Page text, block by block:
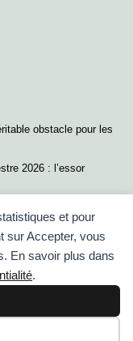
et pour
sur Accepter, vous
En savoir plus dans
.
obstacle pour les
2026 : l’essor
positive en Europe
découvrez vos droits